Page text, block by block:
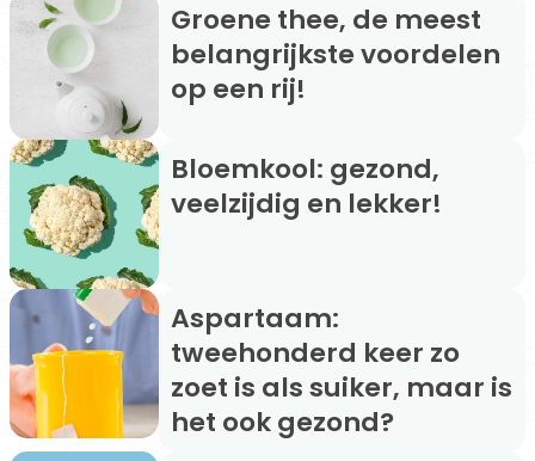
Groene thee, de meest
belangrijkste voordelen
op een rij!
Bloemkool: gezond,
veelzijdig en lekker!
Aspartaam:
tweehonderd keer zo
zoet is als suiker, maar is
het ook gezond?